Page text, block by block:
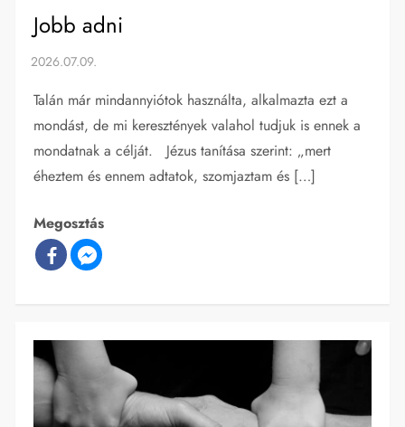
Jobb adni
Talán már mindannyiótok használta, alkalmazta ezt a
mondást, de mi keresztények valahol tudjuk is ennek a
mondatnak a célját. Jézus tanítása szerint: „mert
éheztem és ennem adtatok, szomjaztam és […]
Megosztás